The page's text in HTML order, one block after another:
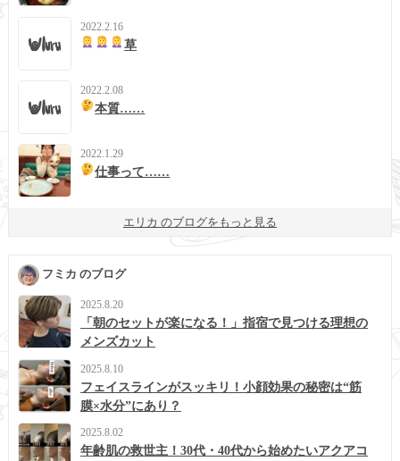
2022.2.16
草
2022.2.08
本質……
2022.1.29
仕事って……
エリカ のブログをもっと見る
フミカ のブログ
2025.8.20
「朝のセットが楽になる！」指宿で見つける理想の
メンズカット
2025.8.10
フェイスラインがスッキリ！小顔効果の秘密は“筋
膜×水分”にあり？
2025.8.02
年齢肌の救世主！30代・40代から始めたいアクアコ